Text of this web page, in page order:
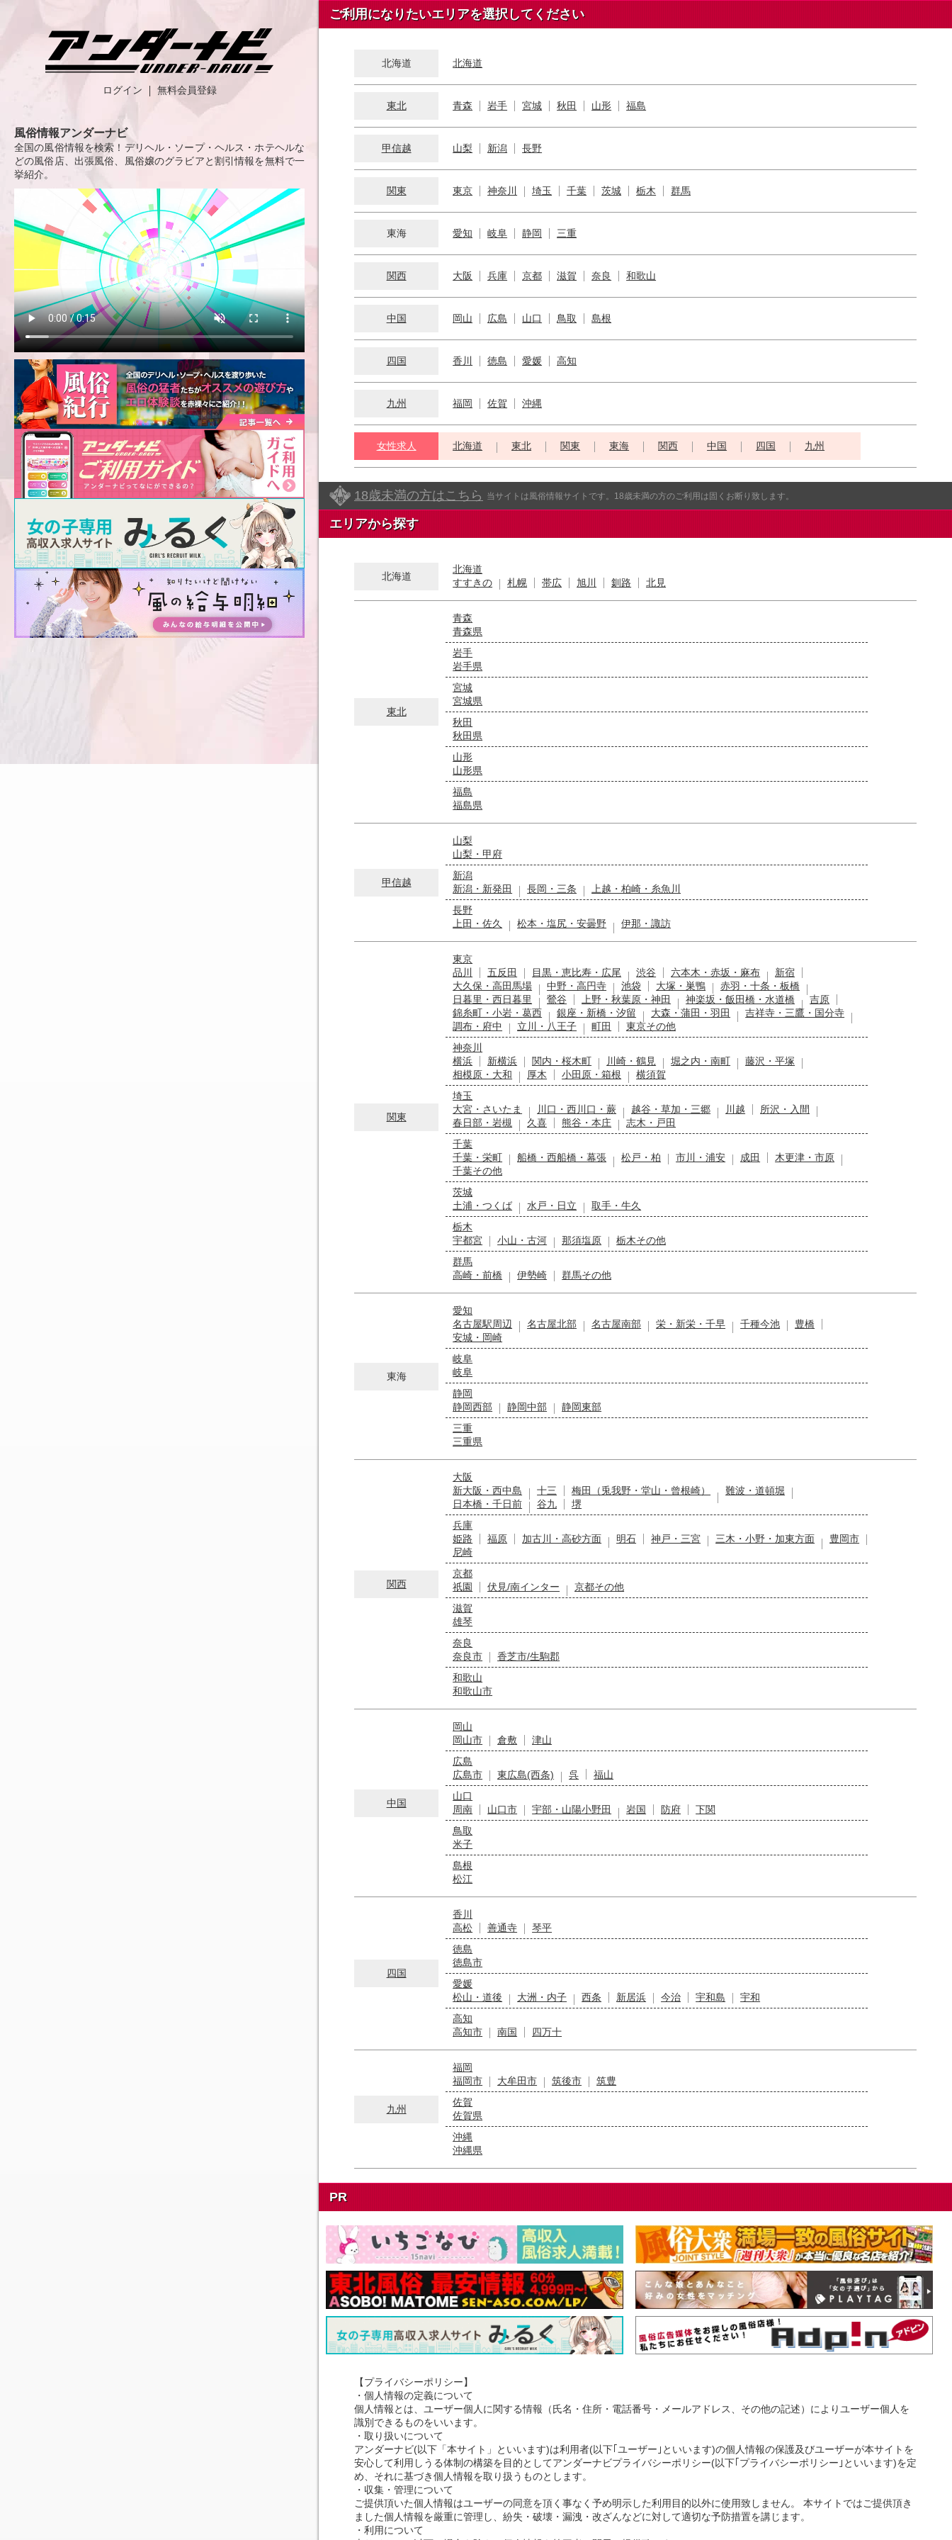
ログイン 無料会員登録
風俗情報アンダーナビ
全国の風俗情報を検索！デリヘル・ソープ・ヘルス・ホテヘルな
どの風俗店、出張風俗、風俗嬢のグラビアと割引情報を無料で一
挙紹介。
ご利用になりたいエリアを選択してください
北海道 北海道
東北 青森 岩手 宮城 秋田 山形 福島
甲信越 山梨 新潟 長野
関東 東京 神奈川 埼玉 千葉 茨城 栃木 群馬
東海 愛知 岐阜 静岡 三重
関西 大阪 兵庫 京都 滋賀 奈良 和歌山
中国 岡山 広島 山口 鳥取 島根
四国 香川 徳島 愛媛 高知
九州 福岡 佐賀 沖縄
女性求人 北海道 東北 関東 東海 関西 中国 四国 九州
18歳未満の方はこちら 当サイトは風俗情報サイトです。18歳未満の方のご利用は固くお断り致します。
エリアから探す
北海道
北海道
すすきの
札幌 帯広 旭川 釧路 北見
東北
青森
青森県
岩手
岩手県
宮城
宮城県
秋田
秋田県
山形
山形県
福島
福島県
甲信越
山梨
山梨・甲府
新潟
新潟・新発田
長岡・三条
上越・柏崎・糸魚川
長野
上田・佐久
松本・塩尻・安曇野 伊那・諏訪
関東
東京
品川
五反田 目黒・恵比寿・広尾 渋谷 六本木・赤坂・麻布
新宿
大久保・高田馬場
中野・高円寺 池袋 大塚・巣鴨
赤羽・十条・板橋
日暮里・西日暮里
鶯谷 上野・秋葉原・神田 神楽坂・飯田橋・水道橋
吉原
錦糸町・小岩・葛西
銀座・新橋・汐留 大森・蒲田・羽田
吉祥寺・三鷹・国分寺
調布・府中
立川・八王子 町田
東京その他
神奈川
横浜
新横浜 関内・桜木町 川崎・鶴見 堀之内・南町
藤沢・平塚
相模原・大和
厚木 小田原・箱根
横須賀
埼玉
大宮・さいたま
川口・西川口・蕨 越谷・草加・三郷 川越
所沢・入間
春日部・岩槻
久喜 熊谷・本庄
志木・戸田
千葉
千葉・栄町
船橋・西船橋・幕張 松戸・柏 市川・浦安 成田
木更津・市原
千葉その他
茨城
土浦・つくば
水戸・日立
取手・牛久
栃木
宇都宮
小山・古河 那須塩原
栃木その他
群馬
高崎・前橋
伊勢崎 群馬その他
東海
愛知
名古屋駅周辺
名古屋北部 名古屋南部 栄・新栄・千早 千種今池
豊橋
安城・岡崎
岐阜
岐阜
静岡
静岡西部
静岡中部
静岡東部
三重
三重県
関西
大阪
新大阪・西中島
十三 梅田（兎我野・堂山・曾根崎）
難波・道頓堀
日本橋・千日前
谷九
堺
兵庫
姫路
福原 加古川・高砂方面 明石 神戸・三宮 三木・小野・加東方面
豊岡市
尼崎
京都
祇園
伏見/南インター
京都その他
滋賀
雄琴
奈良
奈良市
香芝市/生駒郡
和歌山
和歌山市
中国
岡山
岡山市
倉敷
津山
広島
広島市
東広島(西条) 呉
福山
山口
周南
山口市 宇部・山陽小野田 岩国 防府
下関
鳥取
米子
島根
松江
四国
香川
高松
善通寺
琴平
徳島
徳島市
愛媛
松山・道後
大洲・内子 西条 新居浜 今治 宇和島
宇和
高知
高知市
南国 四万十
九州
福岡
福岡市
大牟田市 筑後市
筑豊
佐賀
佐賀県
沖縄
沖縄県
PR
【プライバシーポリシー】
・個人情報の定義について
個人情報とは、ユーザー個人に関する情報（氏名・住所・電話番号・メールアドレス、その他の記述）によりユーザー個人を
識別できるものをいいます。
・取り扱いについて
アンダーナビ(以下「本サイト」といいます)は利用者(以下｢ユーザー｣といいます)の個人情報の保護及びユーザーが本サイトを
安心して利用しうる体制の構築を目的としてアンダーナビプライバシーポリシー(以下｢プライバシーポリシー｣といいます)を定
め、それに基づき個人情報を取り扱うものとします。
・収集・管理について
ご提供頂いた個人情報はユーザーの同意を頂く事なく予め明示した利用目的以外に使用致しません。 本サイトではご提供頂き
ました個人情報を厳重に管理し、紛失・破壊・漏洩・改ざんなどに対して適切な予防措置を講じます。
・利用について